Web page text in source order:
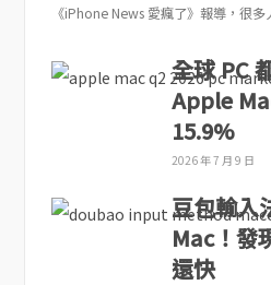
《iPhone News 愛瘋了》報導，很
全球 PC
Apple
15.9%
2026 年 7 月 9 日
豆包輸入
Mac！發
還快